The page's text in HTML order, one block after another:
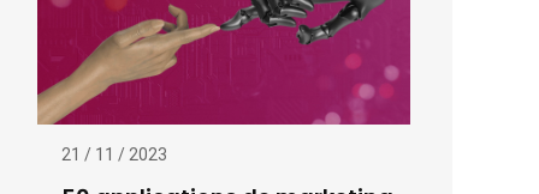
21 / 11 / 2023